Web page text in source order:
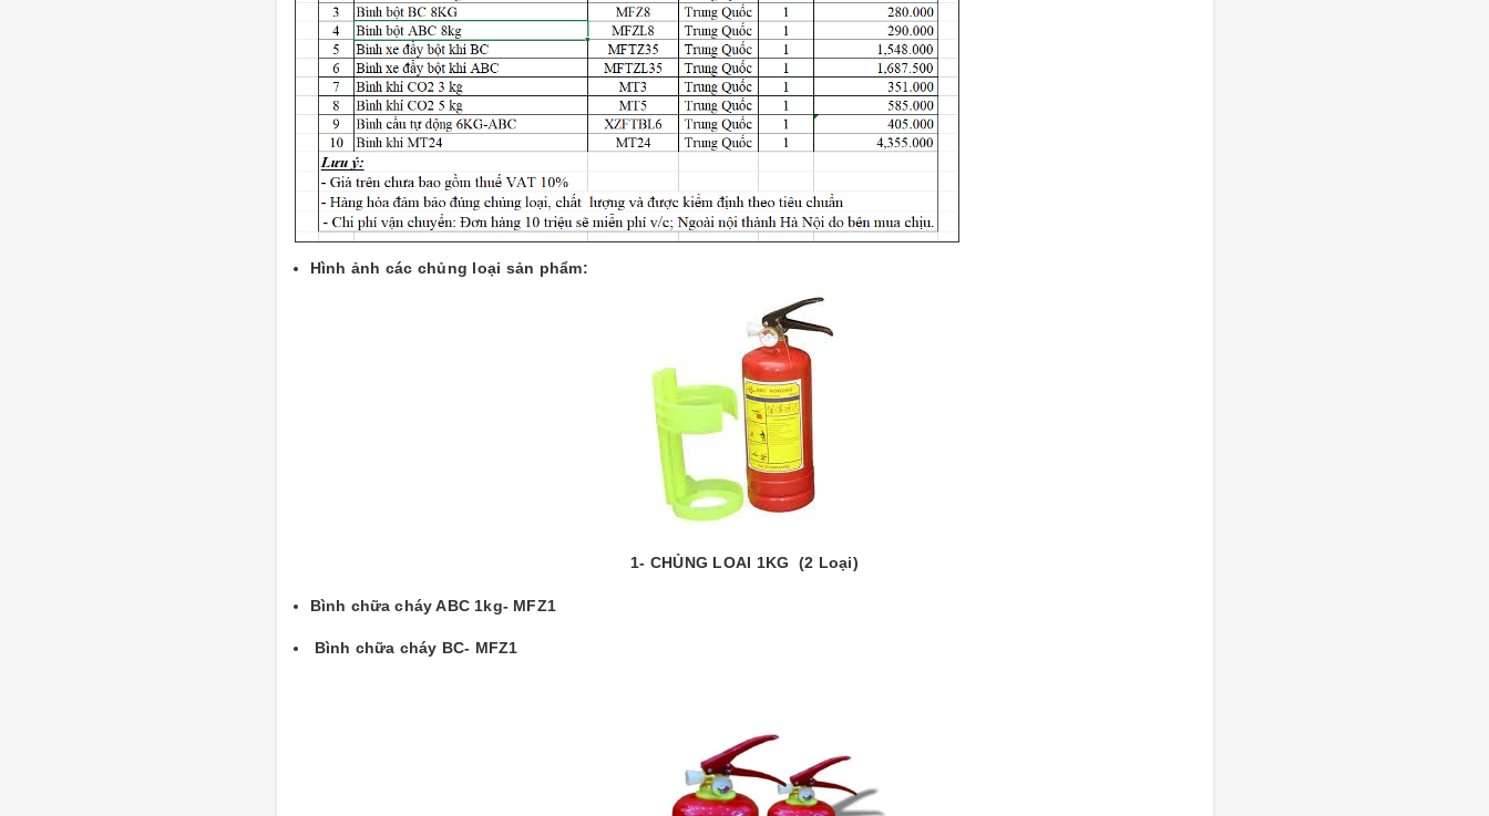
Hình ảnh các chủng loại sản phẩm:
1- CHỦNG LOAI 1KG (2 Loại)
Bình chữa cháy ABC 1kg- MFZ1
Bình chữa cháy BC- MFZ1